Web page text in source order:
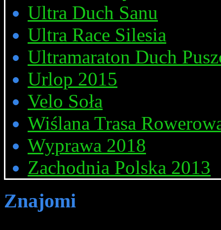
Ultra Duch Sanu
Ultra Race Silesia
Ultramaraton Duch
Urlop 2015
Velo Soła
Wiślana Trasa
Wyprawa 2018
Zachodnia Polska 2013
Znajomi